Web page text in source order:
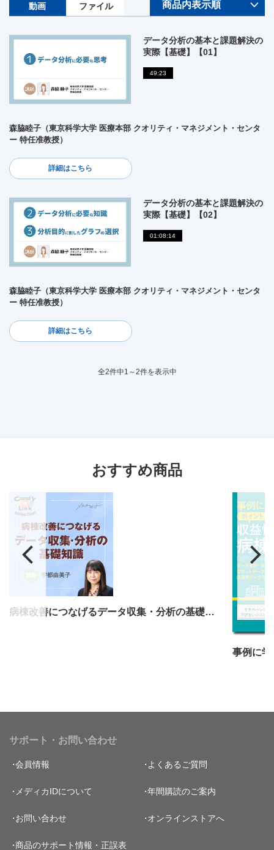
動画 ファイル
データ分析の基本と課題解決の
実際【基礎】【01】
49:23
森脇睦子（東京科学大学 医療本部 クオリティ・マネジメント・センタ
ー 特任准教授）
詳細はこちら
データ分析の基本と課題解決の
実際【基礎】【02】
01:08:14
森脇睦子（東京科学大学 医療本部 クオリティ・マネジメント・センタ
ー 特任准教授）
詳細はこちら
全2件中1～2件を表示中
おすすめ商品
病棟改善につなげるデータ収集・分析の基礎知識
サポート・お問い合わせ
会員情報 よくあるご質問
メディカIDについて 年間購読のご案内
お問い合わせ オンラインストアへ
商品のサポート情報・正誤表